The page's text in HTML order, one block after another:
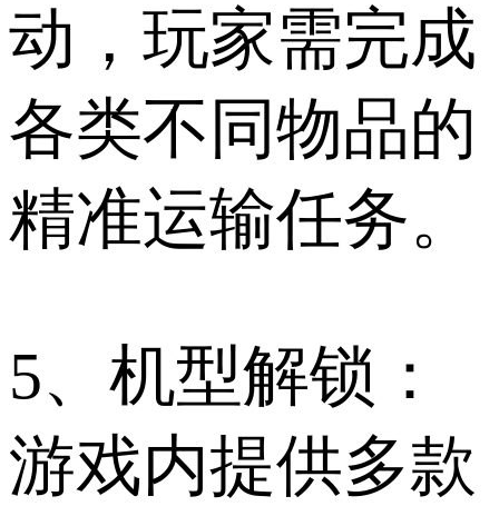
动，玩家需完成
各类不同物品的
精准运输任务。
5、机型解锁：
游戏内提供多款